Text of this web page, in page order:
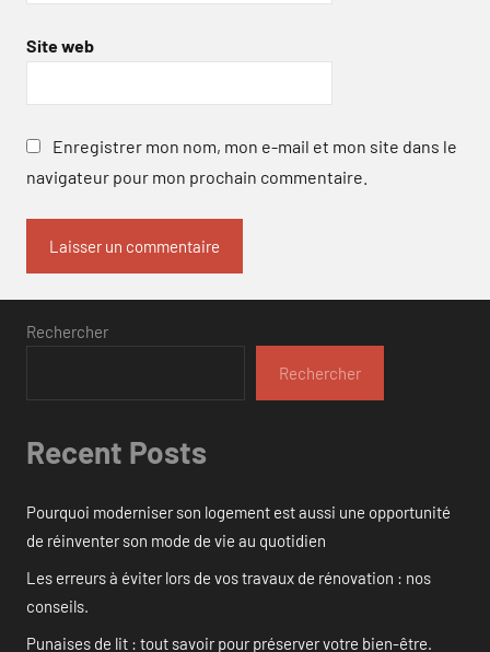
Site web
Enregistrer mon nom, mon e-mail et mon site dans le
navigateur pour mon prochain commentaire.
Rechercher
Rechercher
Recent Posts
Pourquoi moderniser son logement est aussi une opportunité
de réinventer son mode de vie au quotidien
Les erreurs à éviter lors de vos travaux de rénovation : nos
conseils.
Punaises de lit : tout savoir pour préserver votre bien-être.